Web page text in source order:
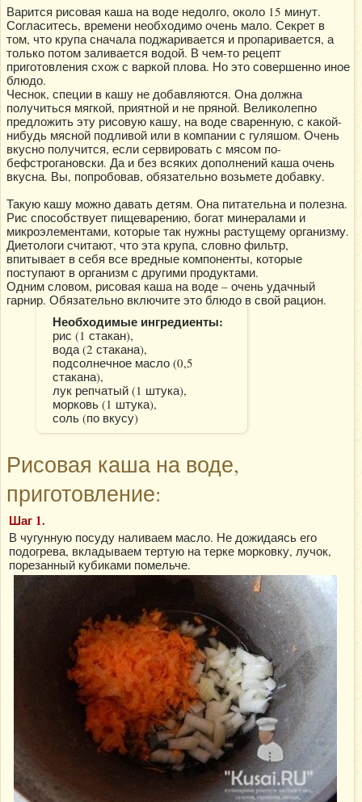
Варится рисовая каша на воде недолго, около 15 минут.
Согласитесь, времени необходимо очень мало. Секрет в
том, что крупа сначала поджаривается и пропаривается, а
только потом заливается водой. В чем-то рецепт
приготовления схож с варкой плова. Но это совершенно иное
блюдо.
Чеснок, специи в кашу не добавляются. Она должна
получиться мягкой, приятной и не пряной. Великолепно
предложить эту рисовую кашу, на воде сваренную, с какой-
нибудь мясной подливой или в компании с гуляшом. Очень
вкусно получится, если сервировать с мясом по-
бефстрогановски. Да и без всяких дополнений каша очень
вкусна. Вы, попробовав, обязательно возьмете добавку.
Такую кашу можно давать детям. Она питательна и полезна.
Рис способствует пищеварению, богат минералами и
микроэлементами, которые так нужны растущему организму.
Диетологи считают, что эта крупа, словно фильтр,
впитывает в себя все вредные компоненты, которые
поступают в организм с другими продуктами.
Одним словом, рисовая каша на воде – очень удачный
гарнир. Обязательно включите это блюдо в свой рацион.
Необходимые ингредиенты:
рис (1 стакан),
вода (2 стакана),
подсолнечное масло (0,5
стакана),
лук репчатый (1 штука),
морковь (1 штука),
соль (по вкусу)
Рисовая каша на воде,
приготовление:
Шаг 1.
В чугунную посуду наливаем масло. Не дожидаясь его
подогрева, вкладываем тертую на терке морковку, лучок,
порезанный кубиками помельче.